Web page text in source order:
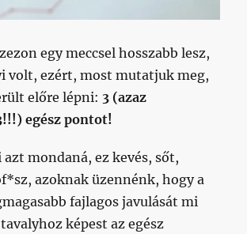
egy meccsel hosszabb lesz,
volt, ezért, most mutatjuk meg,
előre lépni: 3 (azaz
egész pontot!
mondaná, ez kevés, sőt,
azoknak üzennénk, hogy a
fajlagos javulását mi
képest az egész